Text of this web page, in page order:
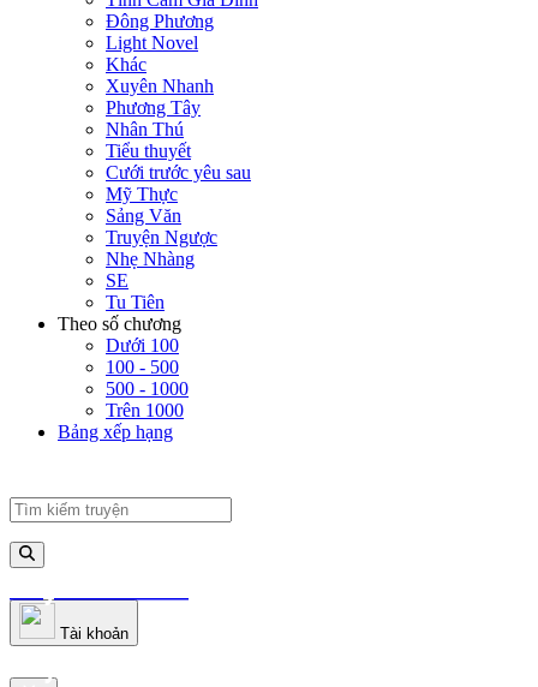
Đông Phương
Light Novel
Khác
Xuyên Nhanh
Phương Tây
Nhân Thú
Tiểu thuyết
Cưới trước yêu sau
Mỹ Thực
Sảng Văn
Truyện Ngược
Nhẹ Nhàng
SE
Tu Tiên
Theo số chương
Dưới 100
100 - 500
500 - 1000
Trên 1000
Bảng xếp hạng
truyenfullz.com
Tài khoản
truyenfullz.com